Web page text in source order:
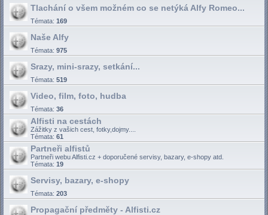
Tlachání o všem možném co se netýká Alfy Romeo...
Témata: 169
Naše Alfy
Témata: 975
Srazy, mini-srazy, setkání...
Témata: 519
Video, film, foto, hudba
Témata: 36
Alfisti na cestách
Zážitky z vašich cest, fotky,dojmy....
Témata: 61
Partneři alfistů
Partneři webu Alfisti.cz + doporučené servisy, bazary, e-shopy atd.
Témata: 19
Servisy, bazary, e-shopy
Témata: 203
Propagační předměty - Alfisti.cz